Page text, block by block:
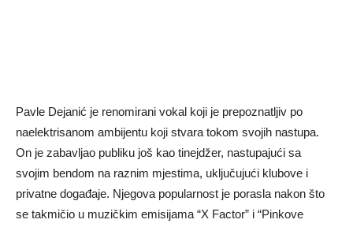
Pavle Dejanić je renomirani vokal koji je prepoznatljiv po
naelektrisanom ambijentu koji stvara tokom svojih nastupa.
On je zabavljao publiku još kao tinejdžer, nastupajući sa
svojim bendom na raznim mjestima, uključujući klubove i
privatne događaje. Njegova popularnost je porasla nakon što
se takmičio u muzičkim emisijama “X Factor” i “Pinkove